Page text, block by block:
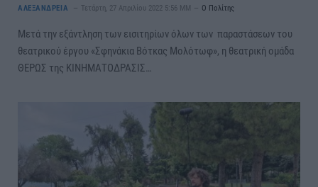
ΑΛΕΞΑΝΔΡΕΙΑ Τετάρτη, 27 Απριλίου 2022 5:56 ΜΜ Ο Πολίτης
Μετά την εξάντληση των εισιτηρίων όλων των παραστάσεων του
θεατρικού έργου «Σφηνάκια Βότκας Μολότωφ», η θεατρική ομάδα
ΘΕΡΩΣ της ΚΙΝΗΜΑΤΟΔΡΑΣΙΣ…